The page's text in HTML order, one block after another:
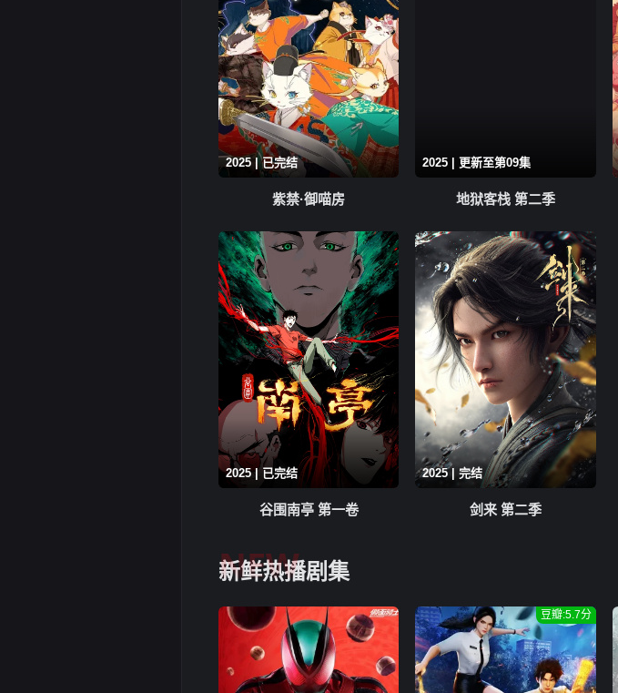
2025 | 已完结
紫禁·御喵房
2025 | 更新至第09集
地狱客栈 第二季
2025 | 已完结
谷围南亭 第一卷
2025 | 完结
剑来 第二季
新鲜热播剧集
NEW
豆瓣:5.7分